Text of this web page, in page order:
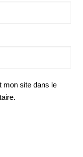
mon site dans le